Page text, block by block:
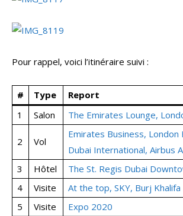
Pour rappel, voici l’itinéraire suivi :
# Type
Report
1
Salon The Emirates Lounge,
2 Vol
Emirates Business, London
Dubai International, Airbus
3
Hôtel
The St. Regis Dubai
4
Visite
At the top, SKY, Burj Khalifa
5
Visite
Expo 2020